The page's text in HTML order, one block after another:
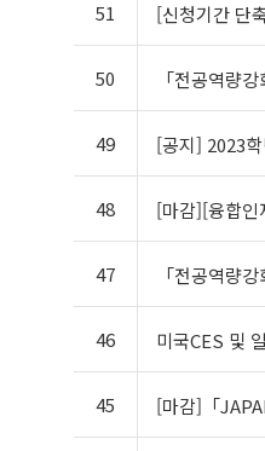
51 [신청기간 단
50 「전공역량
49 [공지] 2023
48 [마감][융합
47 「전공역량
46 미국CES 및
45 [마감]「